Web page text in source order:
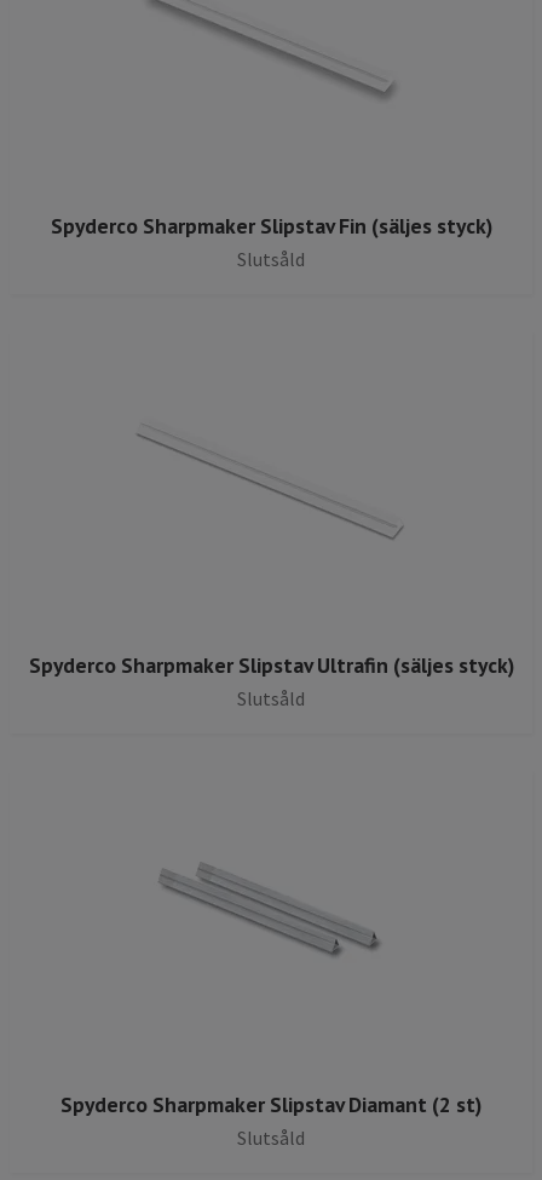
Spyderco Sharpmaker Slipstav Fin (säljes styck)
Slutsåld
Spyderco Sharpmaker Slipstav Ultrafin (säljes styck)
Slutsåld
Spyderco Sharpmaker Slipstav Diamant (2 st)
Slutsåld